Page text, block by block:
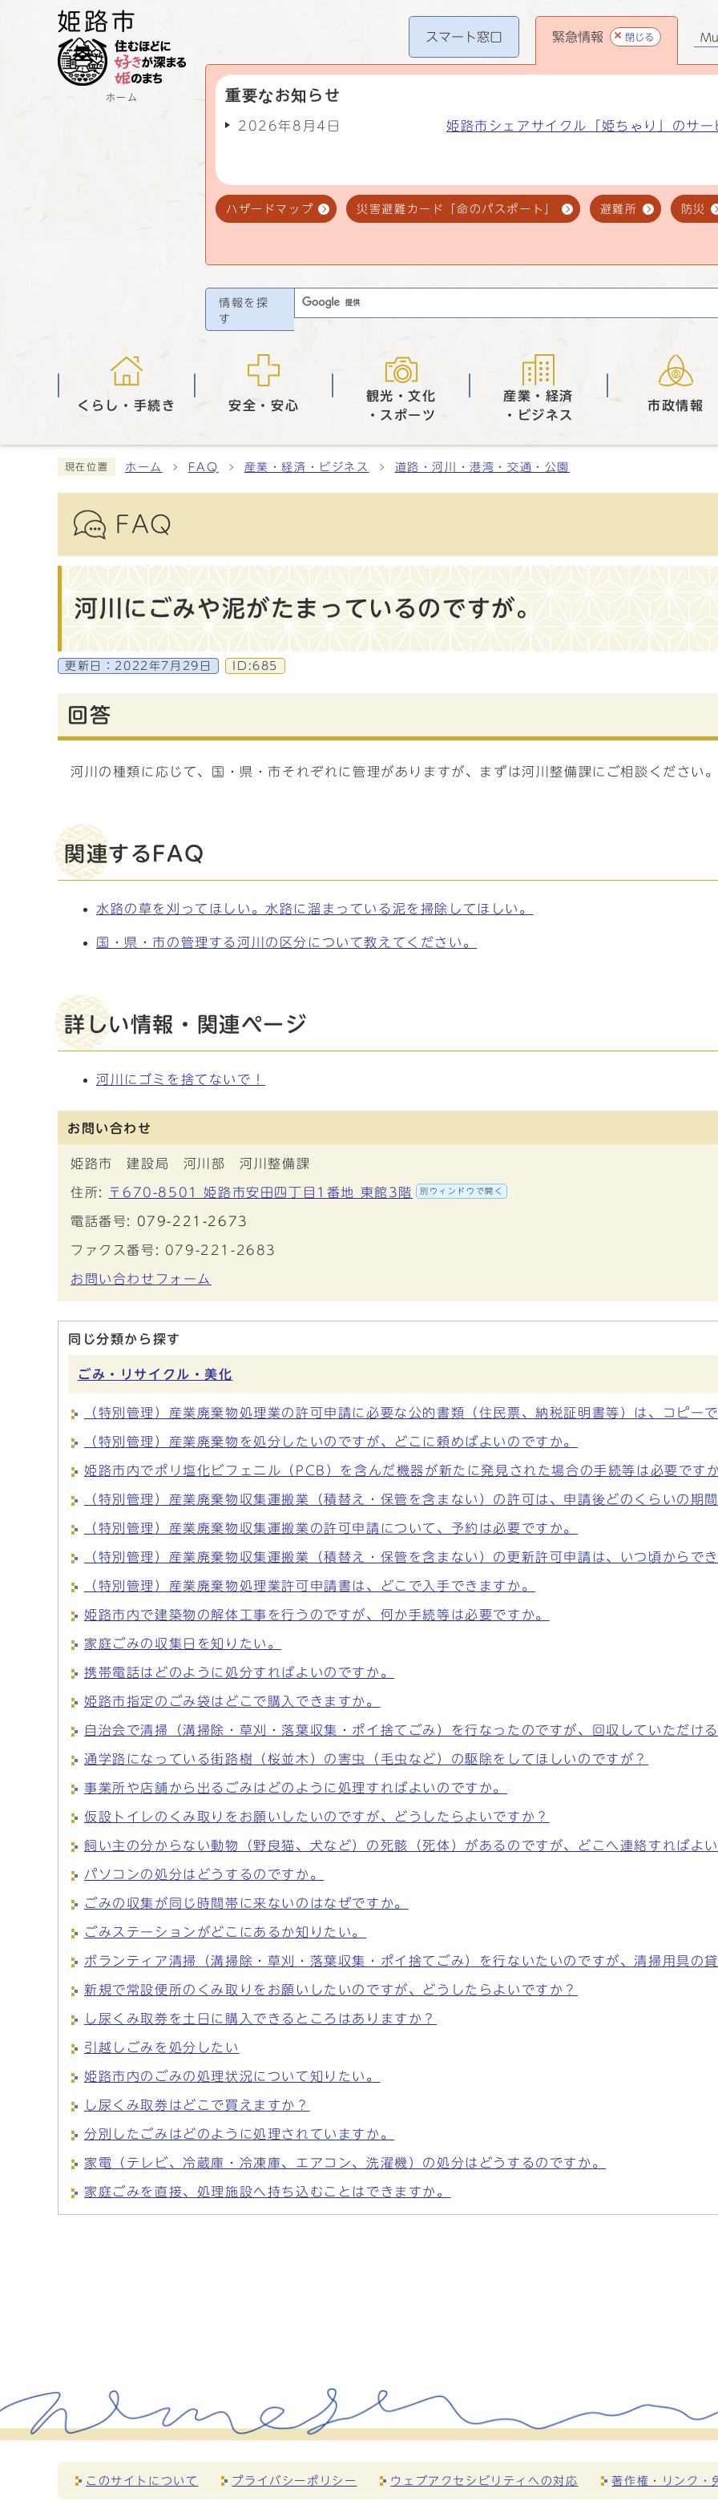
ホーム
スマート窓口 緊急情報 閉じる
重要なお知らせ
2026年8月4日 姫路市シェアサイクル「姫ちゃり」のサ
ハザードマップ 災害避難カード「命のパスポート」 避難所 防災
情報を探
す
くらし・手続き 安全・安心
観光・文化
・スポーツ
産業・経済
・ビジネス
市政情報
現在位置 ホーム FAQ 産業・経済・ビジネス 道路・河川・港湾・交通・公園
FAQ
河川にごみや泥がたまっているのですが。
更新日： 2022年7月29日 ID:685
回答
河川の種類に応じて、国・県・市それぞれに管理がありますが、まずは河川整備課にご相談ください。
関連するFAQ
水路の草を刈ってほしい。水路に溜まっている泥を掃除してほしい。
国・県・市の管理する河川の区分について教えてください。
詳しい情報・関連ページ
河川にゴミを捨てないで！
お問い合わせ
姫路市 建設局 河川部 河川整備課
住所: 〒670-8501 姫路市安田四丁目1番地 東館3階 別ウィンドウで開く
電話番号: 079-221-2673
ファクス番号: 079-221-2683
お問い合わせフォーム
同じ分類から探す
ごみ・リサイクル・美化
（特別管理）産業廃棄物処理業の許可申請に必要な公的書類（住民票、納税証明書等）は、コピー
（特別管理）産業廃棄物を処分したいのですが、どこに頼めばよいのですか。
姫路市内でポリ塩化ビフェニル（PCB）を含んだ機器が新たに発見された場合の手続等は必要ですか
（特別管理）産業廃棄物収集運搬業（積替え・保管を含まない）の許可は、申請後どのくらいの期
（特別管理）産業廃棄物収集運搬業の許可申請について、予約は必要ですか。
（特別管理）産業廃棄物収集運搬業（積替え・保管を含まない）の更新許可申請は、いつ頃からでき
（特別管理）産業廃棄物処理業許可申請書は、どこで入手できますか。
姫路市内で建築物の解体工事を行うのですが、何か手続等は必要ですか。
家庭ごみの収集日を知りたい。
携帯電話はどのように処分すればよいのですか。
姫路市指定のごみ袋はどこで購入できますか。
自治会で清掃（溝掃除・草刈・落葉収集・ポイ捨てごみ）を行なったのですが、回収していただけ
通学路になっている街路樹（桜並木）の害虫（毛虫など）の駆除をしてほしいのですが？
事業所や店舗から出るごみはどのように処理すればよいのですか。
仮設トイレのくみ取りをお願いしたいのですが、どうしたらよいですか？
飼い主の分からない動物（野良猫、犬など）の死骸（死体）があるのですが、どこへ連絡すればよい
パソコンの処分はどうするのですか。
ごみの収集が同じ時間帯に来ないのはなぜですか。
ごみステーションがどこにあるか知りたい。
ボランティア清掃（溝掃除・草刈・落葉収集・ポイ捨てごみ）を行ないたいのですが、清掃用具の
新規で常設便所のくみ取りをお願いしたいのですが、どうしたらよいですか？
し尿くみ取券を土日に購入できるところはありますか？
引越しごみを処分したい
姫路市内のごみの処理状況について知りたい。
し尿くみ取券はどこで買えますか？
分別したごみはどのように処理されていますか。
家電（テレビ、冷蔵庫・冷凍庫、エアコン、洗濯機）の処分はどうするのですか。
家庭ごみを直接、処理施設へ持ち込むことはできますか。
このサイトについて プライバシーポリシー ウェブアクセシビリティへの対応 著作権・リンク・